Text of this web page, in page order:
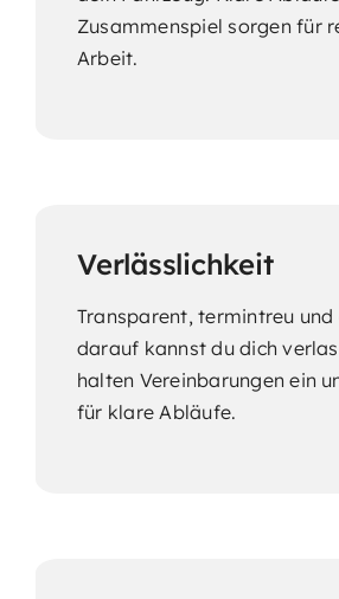
Zusammenspiel sorgen für
Arbeit.
Verlässlichkeit
Transparent, termintreu und
darauf kannst du dich
halten Vereinbarungen ein
für klare Abläufe.